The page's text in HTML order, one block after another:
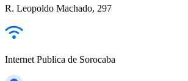
R. Leopoldo Machado, 297
Internet Publica de Sorocaba